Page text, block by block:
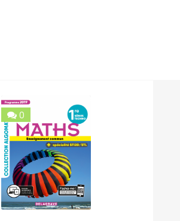
0